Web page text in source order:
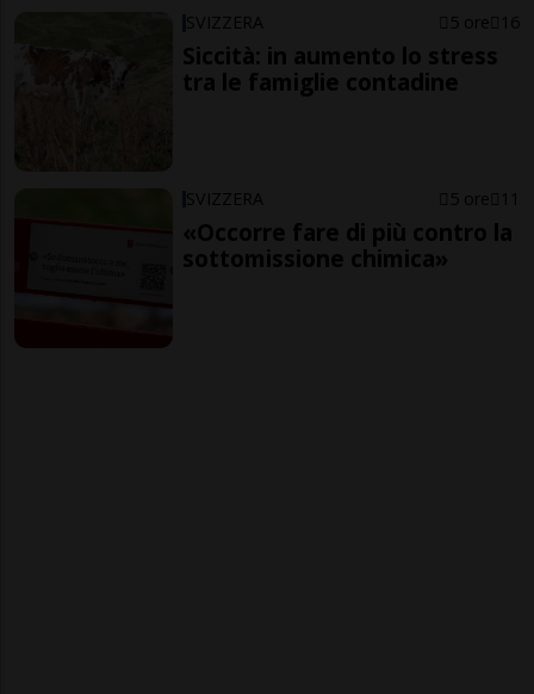
SVIZZERA 5 ore 16
Siccità: in aumento lo stress
tra le famiglie contadine
SVIZZERA 5 ore 11
«Occorre fare di più contro la
sottomissione chimica»